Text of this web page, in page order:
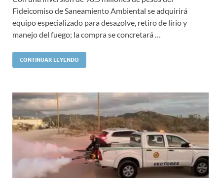
Fideicomiso de Saneamiento Ambiental se adquirirá
equipo especializado para desazolve, retiro de lirio y
manejo del fuego; la compra se concretará …
CONTINUAR LEYENDO